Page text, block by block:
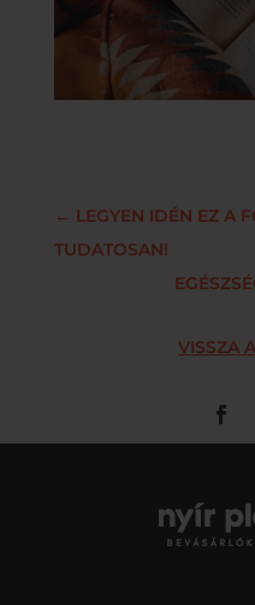
← LEGYEN IDÉN EZ A
TUDATOSAN!
VISSZA